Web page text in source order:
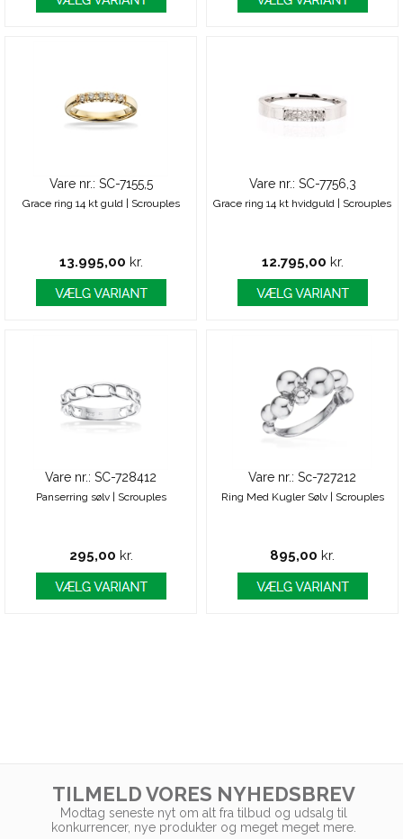
Vare nr.: SC-7155,5
Grace ring 14 kt guld | Scrouples
13.995,00 kr.
Vare nr.: SC-7756,3
Grace ring 14 kt hvidguld | Scrouples
12.795,00 kr.
Vare nr.: SC-728412
Panserring sølv | Scrouples
295,00 kr.
Vare nr.: Sc-727212
Ring Med Kugler Sølv | Scrouples
895,00 kr.
TILMELD VORES NYHEDSBREV
Modtag seneste nyt om alt fra tilbud og udsalg til
konkurrencer, nye produkter og meget meget mere.